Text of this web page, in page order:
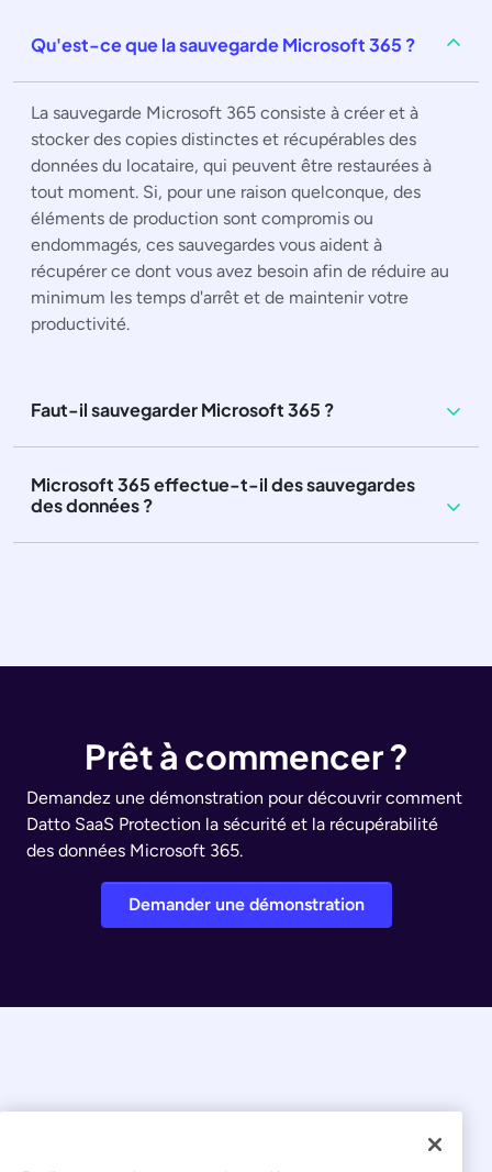
Qu'est-ce que la sauvegarde Microsoft 365 ?
La sauvegarde Microsoft 365 consiste à créer et à
stocker des copies distinctes et récupérables des
données du locataire, qui peuvent être restaurées à
tout moment. Si, pour une raison quelconque, des
éléments de production sont compromis ou
endommagés, ces sauvegardes vous aident à
récupérer ce dont vous avez besoin afin de réduire au
minimum les temps d'arrêt et de maintenir votre
productivité.
Faut-il sauvegarder Microsoft 365 ?
Microsoft 365 effectue-t-il des sauvegardes
des données ?
Prêt à commencer ?
Demandez une démonstration pour découvrir comment
Datto SaaS Protection la sécurité et la récupérabilité
des données Microsoft 365.
Demander une démonstration